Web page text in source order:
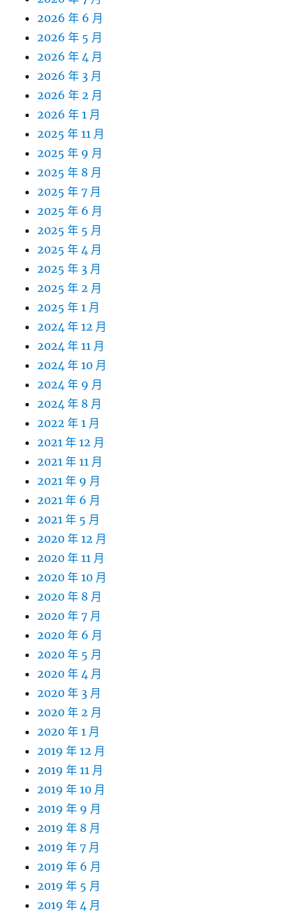
2026 年 6 月
2026 年 5 月
2026 年 4 月
2026 年 3 月
2026 年 2 月
2026 年 1 月
2025 年 11 月
2025 年 9 月
2025 年 8 月
2025 年 7 月
2025 年 6 月
2025 年 5 月
2025 年 4 月
2025 年 3 月
2025 年 2 月
2025 年 1 月
2024 年 12 月
2024 年 11 月
2024 年 10 月
2024 年 9 月
2024 年 8 月
2022 年 1 月
2021 年 12 月
2021 年 11 月
2021 年 9 月
2021 年 6 月
2021 年 5 月
2020 年 12 月
2020 年 11 月
2020 年 10 月
2020 年 8 月
2020 年 7 月
2020 年 6 月
2020 年 5 月
2020 年 4 月
2020 年 3 月
2020 年 2 月
2020 年 1 月
2019 年 12 月
2019 年 11 月
2019 年 10 月
2019 年 9 月
2019 年 8 月
2019 年 7 月
2019 年 6 月
2019 年 5 月
2019 年 4 月